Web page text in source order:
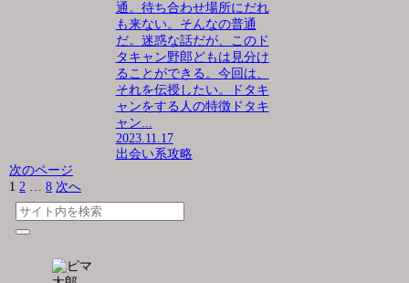
通。待ち合わせ場所にだれ
も来ない。そんなの普通
だ。迷惑な話だが、このド
タキャン野郎どもは見分け
ることができる。今回は、
それを伝授したい。ドタキ
ャンをする人の特徴ドタキ
ャン...
2023.11.17
出会い系攻略
次のページ
1 2 … 8 次へ